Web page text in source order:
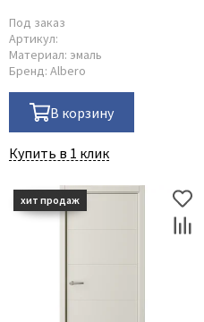
Под заказ
Артикул:
Материал: эмаль
Бренд: Albero
В корзину
Купить в 1 клик